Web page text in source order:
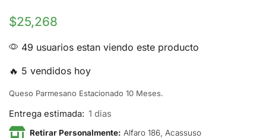
$25,268
49 usuarios estan viendo este producto
🔥 5 vendidos hoy
Queso Parmesano Estacionado 10 Meses.
Entrega estimada: 1 dias
Retirar Personalmente: Alfaro 186, Acassuso